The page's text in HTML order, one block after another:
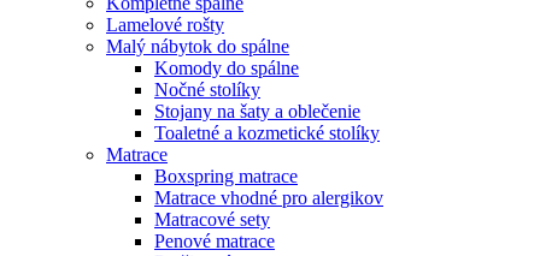
Lamelové rošty
Malý nábytok do spálne
Komody do spálne
Nočné stolíky
Stojany na šaty a oblečenie
Toaletné a kozmetické stolíky
Matrace
Boxspring matrace
Matrace vhodné pro alergikov
Matracové sety
Penové matrace